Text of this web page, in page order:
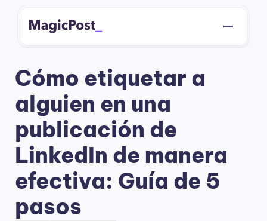
Cómo etiquetar a
alguien en una
publicación de
LinkedIn de manera
efectiva: Guía de 5
pasos